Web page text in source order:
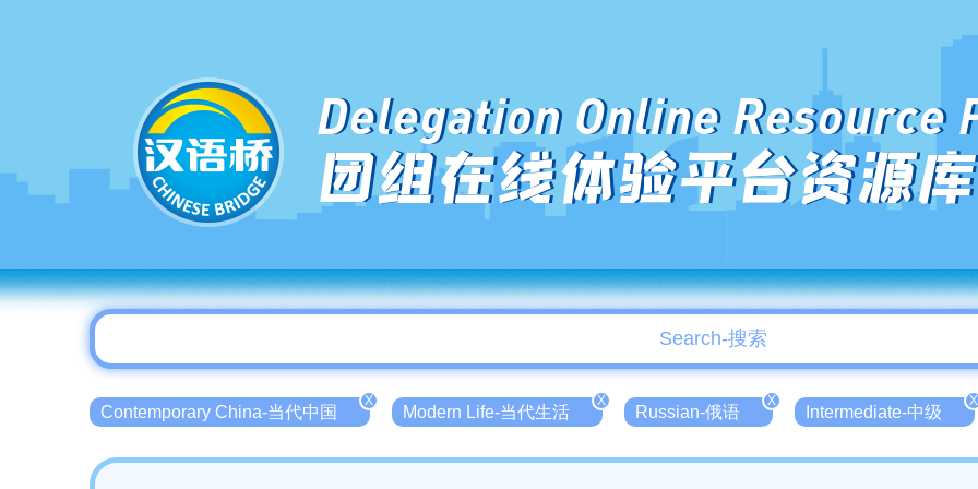
Delegation Online Resource
团组在线体验平台资源库
Contemporary China-当代中国
X
Modern Life-当代生活
X
Russian-俄语
X
Intermediate-中级
X